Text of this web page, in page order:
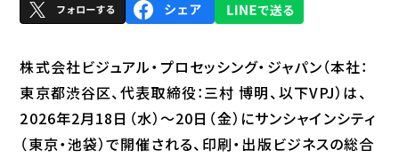
株式会社ビジュアル・プロセッシング・ジャパン（本社：
東京都渋谷区、代表取締役：三村 博明、以下VPJ）は、
2026年2月18日（水）〜20日（金）にサンシャインシティ
（東京・池袋）で開催される、印刷・出版ビジネスの総合